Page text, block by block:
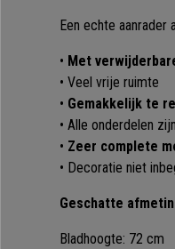
Een echte aanrader
• Met
• Veel vrije ruimte
• Gemakkelijk te
• Alle onderdelen
• Zeer complete
• Decoratie niet
Geschatte
Bladhoogte: 72 cm